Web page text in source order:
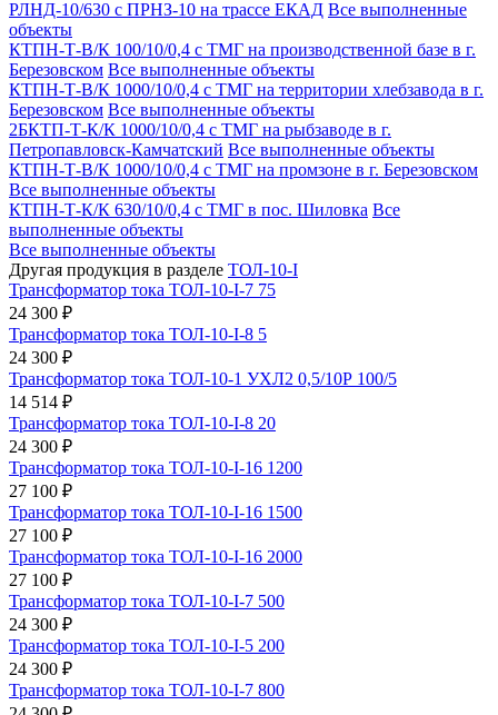
РЛНД-10/630 с ПРНЗ-10 на трассе ЕКАД Все выполненные
объекты
КТПН-Т-В/К 100/10/0,4 с ТМГ на производственной базе в г.
Березовском Все выполненные объекты
КТПН-Т-В/К 1000/10/0,4 с ТМГ на территории хлебзавода в г.
Березовском Все выполненные объекты
2БКТП-Т-К/К 1000/10/0,4 с ТМГ на рыбзаводе в г.
Петропавловск-Камчатский Все выполненные объекты
КТПН-Т-В/К 1000/10/0,4 с ТМГ на промзоне в г. Березовском
Все выполненные объекты
КТПН-Т-К/К 630/10/0,4 с ТМГ в пос. Шиловка Все
выполненные объекты
Все выполненные объекты
Другая продукция в разделе ТОЛ-10-I
Трансформатор тока ТОЛ-10-I-7 75
24 300 ₽
Трансформатор тока ТОЛ-10-I-8 5
24 300 ₽
Трансформатор тока ТОЛ-10-1 УХЛ2 0,5/10Р 100/5
14 514 ₽
Трансформатор тока ТОЛ-10-I-8 20
24 300 ₽
Трансформатор тока ТОЛ-10-I-16 1200
27 100 ₽
Трансформатор тока ТОЛ-10-I-16 1500
27 100 ₽
Трансформатор тока ТОЛ-10-I-16 2000
27 100 ₽
Трансформатор тока ТОЛ-10-I-7 500
24 300 ₽
Трансформатор тока ТОЛ-10-I-5 200
24 300 ₽
Трансформатор тока ТОЛ-10-I-7 800